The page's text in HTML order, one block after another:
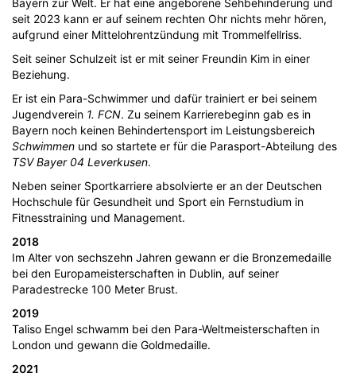
Bayern zur Welt. Er hat eine angeborene Sehbehinderung und
seit 2023 kann er auf seinem rechten Ohr nichts mehr hören,
aufgrund einer Mittelohrentzündung mit Trommelfellriss.
Seit seiner Schulzeit ist er mit seiner Freundin Kim in einer
Beziehung.
Er ist ein Para-Schwimmer und dafür trainiert er bei seinem
Jugendverein 1. FCN. Zu seinem Karrierebeginn gab es in
Bayern noch keinen Behindertensport im Leistungsbereich
Schwimmen und so startete er für die Parasport-Abteilung des
TSV Bayer 04 Leverkusen.
Neben seiner Sportkarriere absolvierte er an der Deutschen
Hochschule für Gesundheit und Sport ein Fernstudium in
Fitnesstraining und Management.
2018
Im Alter von sechszehn Jahren gewann er die Bronzemedaille
bei den Europameisterschaften in Dublin, auf seiner
Paradestrecke 100 Meter Brust.
2019
Taliso Engel schwamm bei den Para-Weltmeisterschaften in
London und gewann die Goldmedaille.
2021